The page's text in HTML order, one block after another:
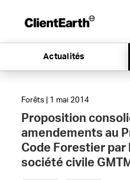
Actualités
Forêts | 1 mai 2014
Proposition
amendements au
Code Forestier par
société civile